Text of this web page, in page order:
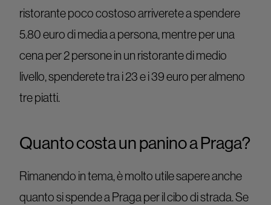
ristorante poco costoso arriverete a spendere
5.80 euro di media a persona, mentre per una
cena per 2 persone in un ristorante di medio
livello, spenderete tra i 23 e i 39 euro per almeno
tre piatti.
Quanto costa un panino a Praga?
Rimanendo in tema, è molto utile sapere anche
quanto si spende a Praga per il cibo di strada. Se